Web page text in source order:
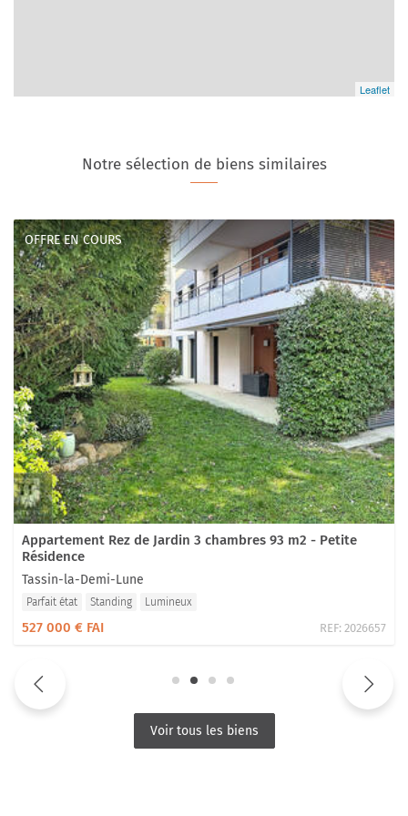
Leaflet
Notre sélection de biens similaires
OFFRE EN COURS
Appartement Rez de Jardin 3 chambres 93 m2 - Petite
Résidence
Tassin-la-Demi-Lune
Parfait état Standing Lumineux
527 000 € FAI REF: 2026657
Voir tous les biens